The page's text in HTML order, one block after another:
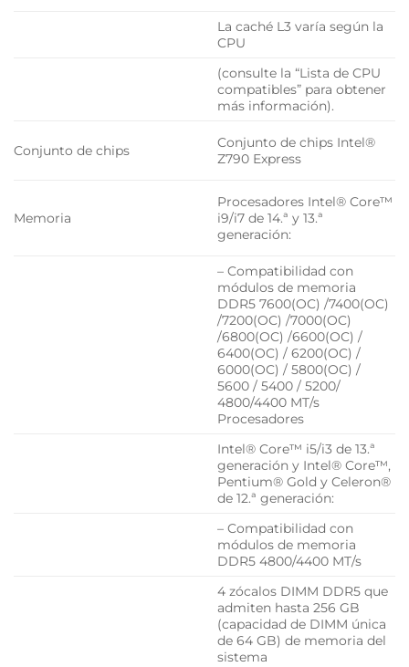
La caché L3 varía según la
CPU
(consulte la “Lista de CPU
compatibles” para obtener
más información).
Conjunto de chips
Conjunto de chips Intel®
Z790 Express
Memoria
Procesadores Intel® Core™
i9/i7 de 14.ª y 13.ª
generación:
– Compatibilidad con
módulos de memoria
DDR5 7600(OC) /7400(OC)
/7200(OC) /7000(OC)
/6800(OC) /6600(OC) /
6400(OC) / 6200(OC) /
6000(OC) / 5800(OC) /
5600 / 5400 / 5200/
4800/4400 MT/s
Procesadores
Intel® Core™ i5/i3 de 13.ª
generación y Intel® Core™,
Pentium® Gold y Celeron®
de 12.ª generación:
– Compatibilidad con
módulos de memoria
DDR5 4800/4400 MT/s
4 zócalos DIMM DDR5 que
admiten hasta 256 GB
(capacidad de DIMM única
de 64 GB) de memoria del
sistema